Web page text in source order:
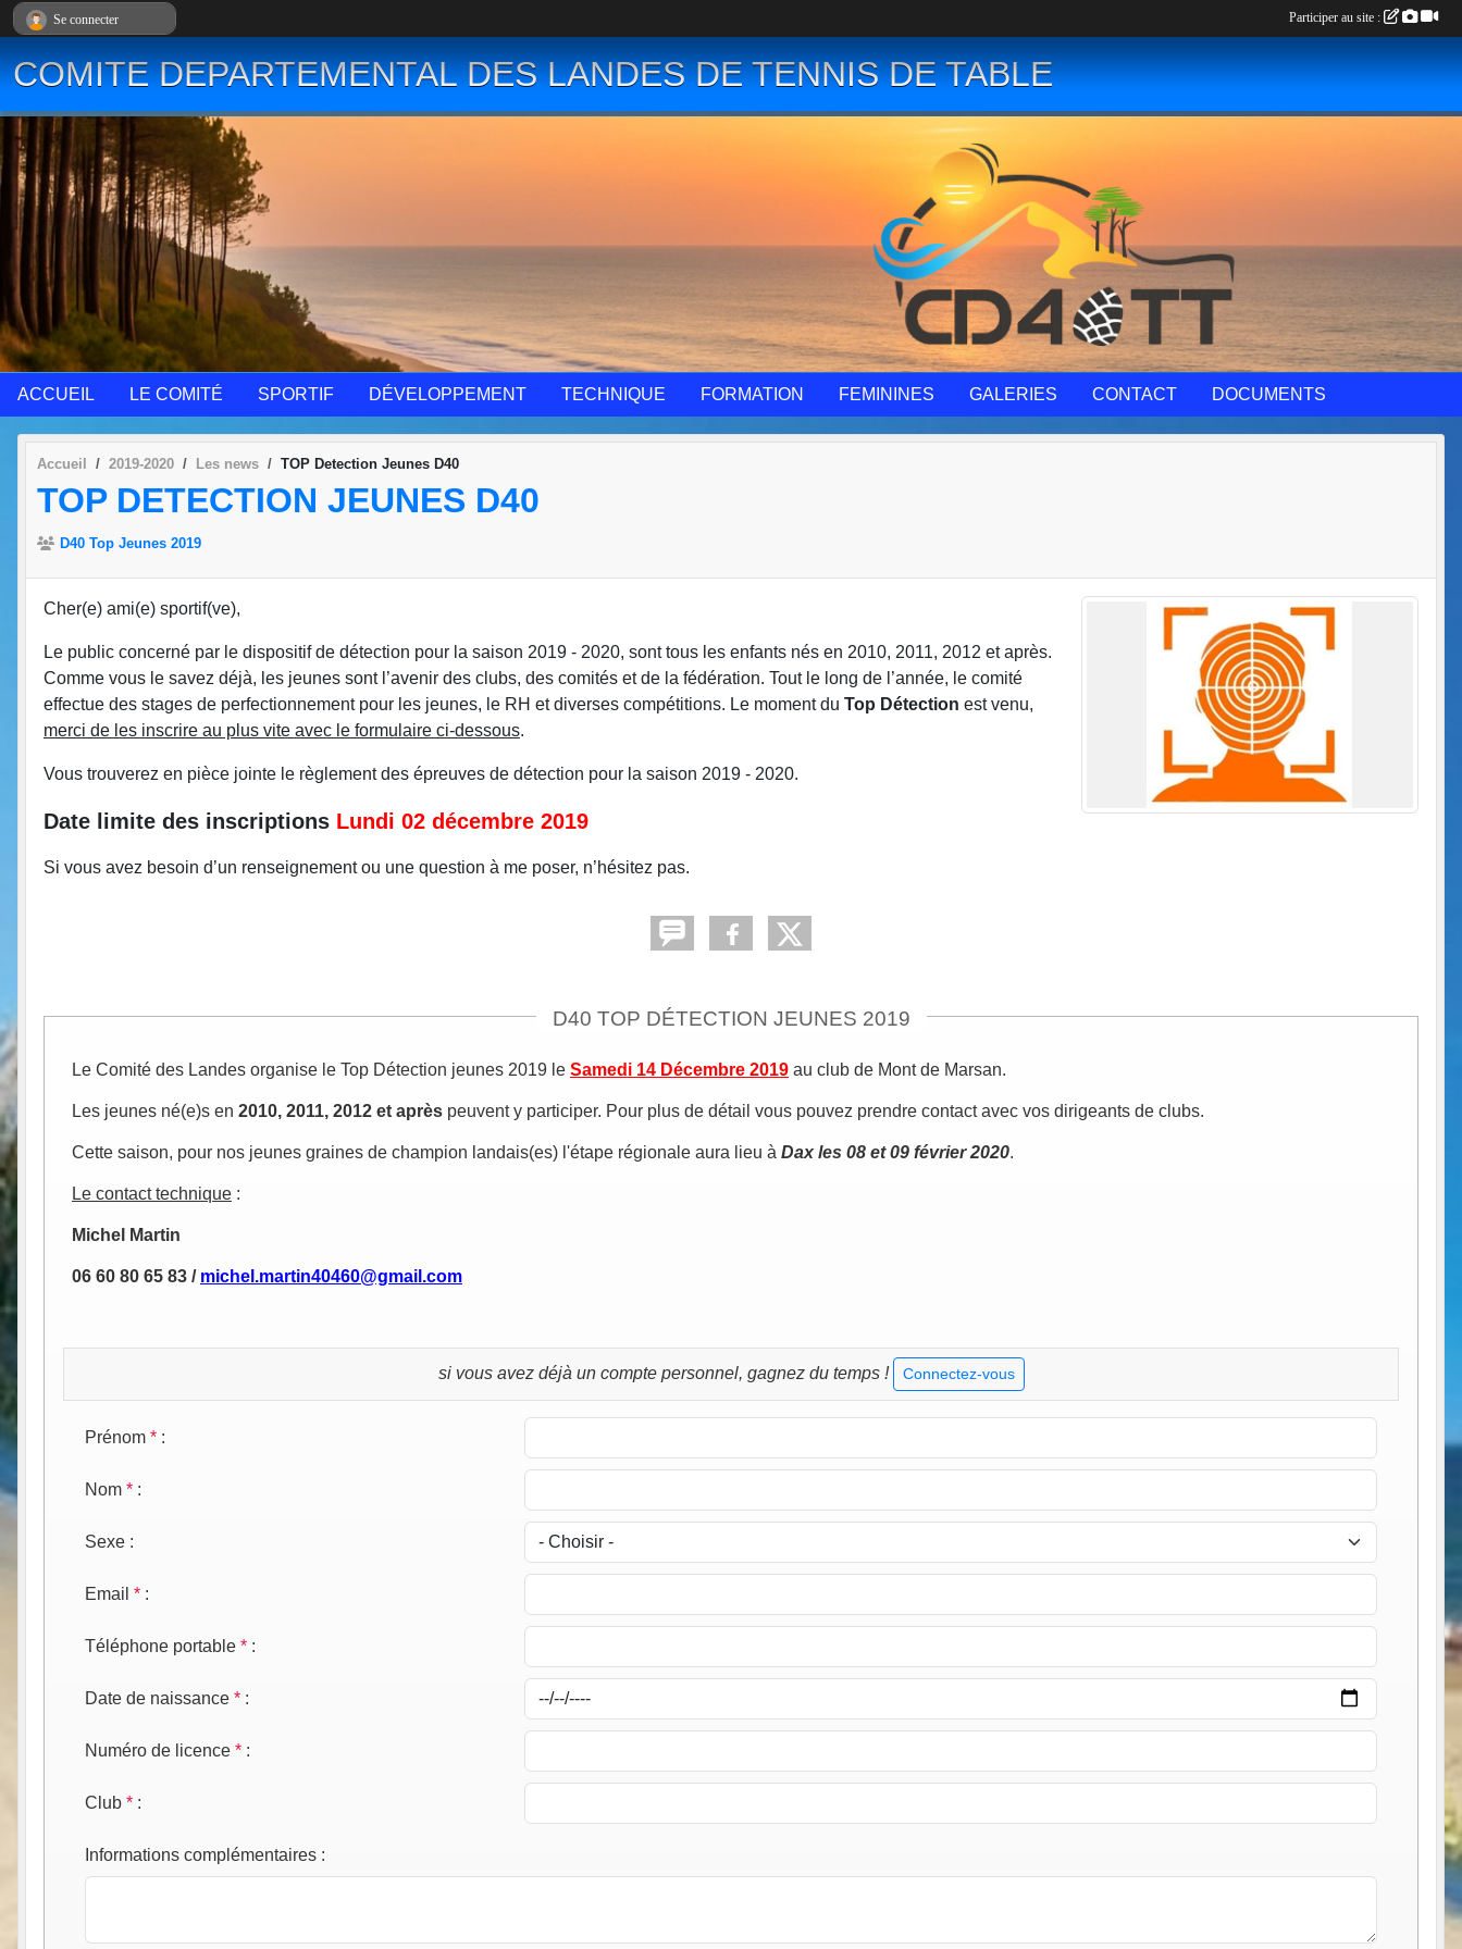
COMITE DEPARTEMENTAL DES LANDES DE TENNIS DE TABLE
ACCUEIL LE COMITÉ SPORTIF DÉVELOPPEMENT TECHNIQUE FORMATION FEMININES GALERIES CONTACT DOCUMENTS
Accueil 2019-2020 Les news TOP Detection Jeunes D40
TOP DETECTION JEUNES D40
D40 Top Jeunes 2019
Cher(e) ami(e) sportif(ve),
Le public concerné par le dispositif de détection pour la saison 2019 - 2020, sont tous les enfants nés en 2010, 2011, 2012 et après.
Comme vous le savez déjà, les jeunes sont l’avenir des clubs, des comités et de la fédération. Tout le long de l’année, le comité
effectue des stages de perfectionnement pour les jeunes, le RH et diverses compétitions. Le moment du Top Détection est venu,
merci de les inscrire au plus vite avec le formulaire ci-dessous.
Vous trouverez en pièce jointe le règlement des épreuves de détection pour la saison 2019 - 2020.
Date limite des inscriptions Lundi 02 décembre 2019
Si vous avez besoin d’un renseignement ou une question à me poser, n’hésitez pas.
D40 TOP DÉTECTION JEUNES 2019
Le Comité des Landes organise le Top Détection jeunes 2019 le Samedi 14 Décembre 2019 au club de Mont de Marsan.
Les jeunes né(e)s en 2010, 2011, 2012 et après peuvent y participer. Pour plus de détail vous pouvez prendre contact avec vos dirigeants de clubs.
Cette saison, pour nos jeunes graines de champion landais(es) l'étape régionale aura lieu à Dax les 08 et 09 février 2020.
Le contact technique :
Michel Martin
06 60 80 65 83 / michel.martin40460@gmail.com
si vous avez déjà un compte personnel, gagnez du temps ! Connectez-vous
Prénom * :
Nom * :
Sexe :
Email * :
Téléphone portable * :
Date de naissance * :
Numéro de licence * :
Club * :
Informations complémentaires :
Se connecter Participer au site :
Panneau de gestion des cookies